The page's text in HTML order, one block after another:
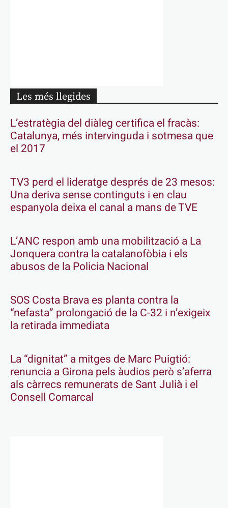
Les més llegides
L’estratègia del diàleg certifica el fracàs:
Catalunya, més intervinguda i sotmesa que
el 2017
TV3 perd el lideratge després de 23 mesos:
Una deriva sense continguts i en clau
espanyola deixa el canal a mans de TVE
L’ANC respon amb una mobilització a La
Jonquera contra la catalanofòbia i els
abusos de la Policia Nacional
SOS Costa Brava es planta contra la
“nefasta” prolongació de la C-32 i n’exigeix
la retirada immediata
La “dignitat” a mitges de Marc Puigtió:
renuncia a Girona pels àudios però s’aferra
als càrrecs remunerats de Sant Julià i el
Consell Comarcal